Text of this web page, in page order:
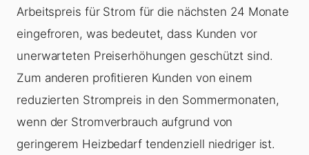
Arbeitspreis für Strom für die nächsten 24 Monate
eingefroren, was bedeutet, dass Kunden vor
unerwarteten Preiserhöhungen geschützt sind.
Zum anderen profitieren Kunden von einem
reduzierten Strompreis in den Sommermonaten,
wenn der Stromverbrauch aufgrund von
geringerem Heizbedarf tendenziell niedriger ist.